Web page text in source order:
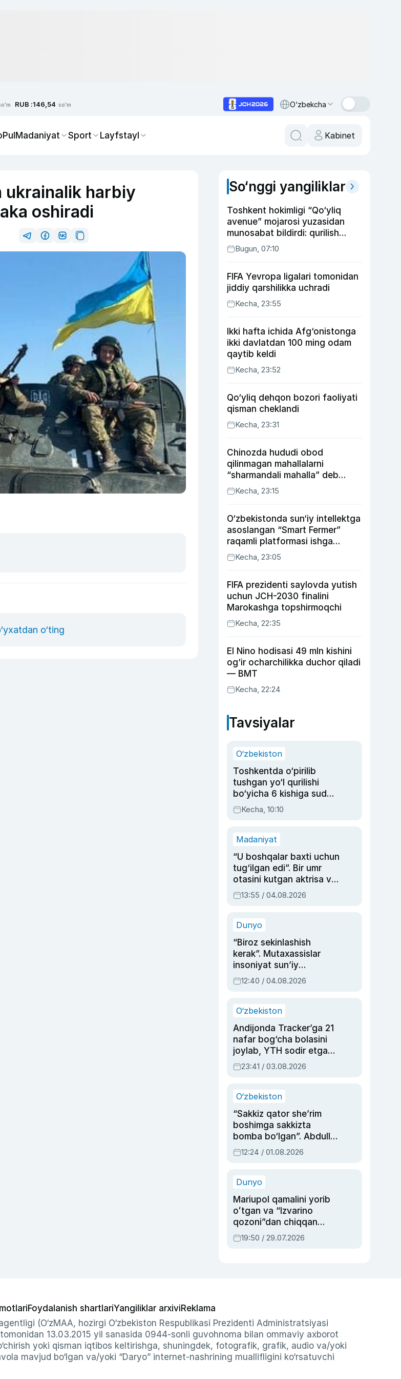
RUB :146,54 so'm O‘zbekcha
PulMadaniyat Sport Layfstayl Kabinet
ukrainalik harbiy
oshiradi
o‘ting
So‘nggi yangiliklar
Toshkent hokimligi “Qo‘yliq
avenue” mojarosi yuzasidan
munosabat bildirdi: qurilish
ishlarining 53 foizi yakunlangan
Bugun, 07:10
FIFA Yevropa ligalari tomonidan
jiddiy qarshilikka uchradi
Kecha, 23:55
Ikki hafta ichida Afg‘onistonga
ikki davlatdan 100 ming odam
qaytib keldi
Kecha, 23:52
Qo‘yliq dehqon bozori faoliyati
qisman cheklandi
Kecha, 23:31
Chinozda hududi obod
qilinmagan mahallalarni
“sharmandali mahalla” deb
belgilash boshlandi
Kecha, 23:15
O‘zbekistonda sun‘iy intellektga
asoslangan “Smart Fermer”
raqamli platformasi ishga
tushiriladi
Kecha, 23:05
FIFA prezidenti saylovda yutish
uchun JCH-2030 finalini
Marokashga topshirmoqchi
Kecha, 22:35
El Nino hodisasi 49 mln kishini
og‘ir ocharchilikka duchor qiladi
— BMT
Kecha, 22:24
Tavsiyalar
O‘zbekiston
Toshkentda o‘pirilib
tushgan yo‘l qurilishi
bo‘yicha 6 kishiga sud
hukmi o‘qildi
Kecha, 10:10
Madaniyat
“U boshqalar baxti uchun
tug‘ilgan edi”. Bir umr
otasini kutgan aktrisa va
dublyaj ustasi Rimma
Ahmedovaning
13:55 / 04.08.2026
Dunyo
“Biroz sekinlashish
kerak”. Mutaxassislar
insoniyat sun’iy
intellektni boshqara
olmay qolishidan xavotir
12:40 / 04.08.2026
O‘zbekiston
Andijonda Tracker’ga 21
nafar bog‘cha bolasini
joylab, YTH sodir etgan
ayolga sud hukmi o‘qildi
23:41 / 03.08.2026
O‘zbekiston
“Sakkiz qator she’rim
boshimga sakkizta
bomba bo‘lgan”. Abdulla
Oripovni siyosiy
ayblovlardan asrab
12:24 / 01.08.2026
Dunyo
Mariupol qamalini yorib
oʻtgan va “Izvarino
qozoni”dan chiqqan
qahramon — Ukraina
armiyasi bosh
19:50 / 29.07.2026
Foydalanish shartlariYangiliklar arxiviReklama
(O‘zMAA, hozirgi O‘zbekiston Respublikasi Prezidenti Administratsiyasi
13.03.2015 yil sanasida 0944-sonli guvohnoma bilan ommaviy axborot
yoki qisman iqtibos keltirishga, shuningdek, fotografik, grafik, audio va/yoki
mavjud bo‘lgan va/yoki “Daryo” internet-nashrining muallifligini ko‘rsatuvchi